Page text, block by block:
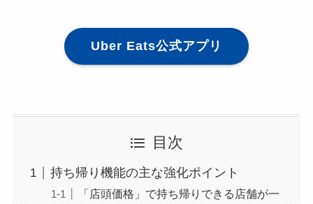
Uber Eats公式アプリ
目次
持ち帰り機能の主な強化ポイント
「店頭価格」で持ち帰りできる店舗が一